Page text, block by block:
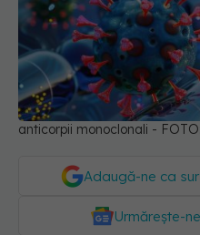
anticorpii monoclonali -
Adaugă-ne ca
Urmărește-